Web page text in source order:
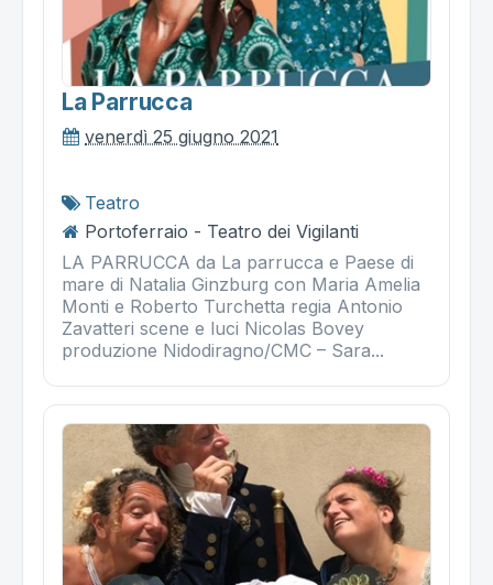
La Parrucca
venerdì 25 giugno 2021
Teatro
Portoferraio - Teatro dei Vigilanti
LA PARRUCCA da La parrucca e Paese di
mare di Natalia Ginzburg con Maria Amelia
Monti e Roberto Turchetta regia Antonio
Zavatteri scene e luci Nicolas Bovey
produzione Nidodiragno/CMC – Sara...